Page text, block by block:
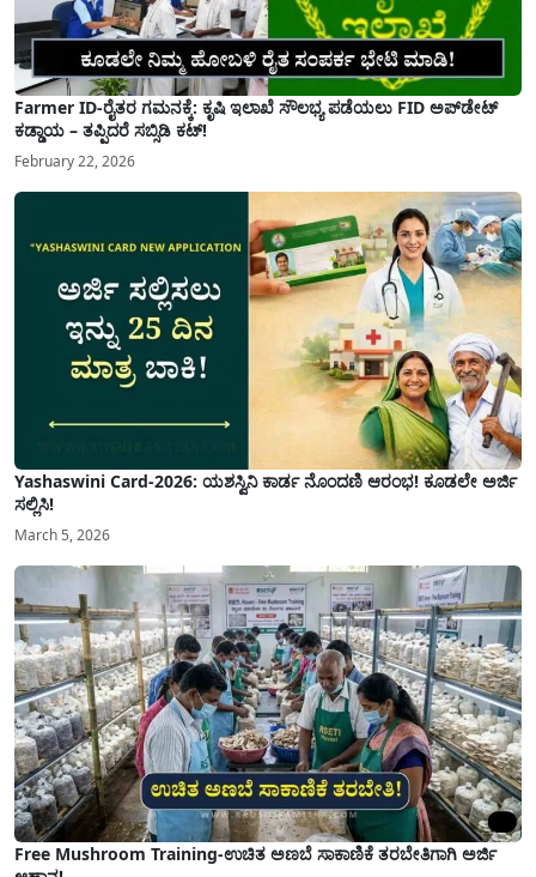
Farmer ID-ರೈತರ ಗಮನಕ್ಕೆ: ಕೃಷಿ ಇಲಾಖೆ ಸೌಲಭ್ಯ ಪಡೆಯಲು FID ಅಪ್‌ಡೇಟ್
ಕಡ್ಡಾಯ – ತಪ್ಪಿದರೆ ಸಬ್ಸಿಡಿ ಕಟ್!
February 22, 2026
Yashaswini Card-2026: ಯಶಸ್ವಿನಿ ಕಾರ್ಡ ನೊಂದಣಿ ಆರಂಭ! ಕೂಡಲೇ ಅರ್ಜಿ
ಸಲ್ಲಿಸಿ!
March 5, 2026
Free Mushroom Training-ಉಚಿತ ಅಣಬೆ ಸಾಕಾಣಿಕೆ ತರಬೇತಿಗಾಗಿ ಅರ್ಜಿ